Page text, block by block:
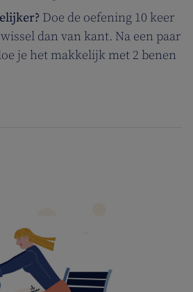
Doe de oefening 10 keer
dan van kant. Na een paar
je het makkelijk met 2 benen